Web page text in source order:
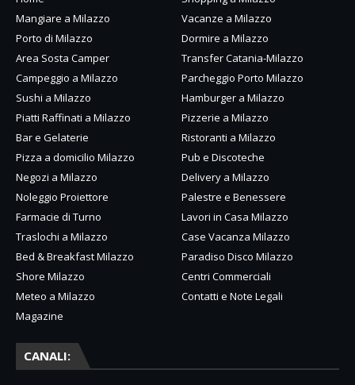
Mangiare a Milazzo
Vacanze a Milazzo
Porto di Milazzo
Dormire a Milazzo
Area Sosta Camper
Transfer Catania-Milazzo
Campeggio a Milazzo
Parcheggio Porto Milazzo
Sushi a Milazzo
Hamburger a Milazzo
Piatti Raffinati a Milazzo
Pizzerie a Milazzo
Bar e Gelaterie
Ristoranti a Milazzo
Pizza a domicilio Milazzo
Pub e Discoteche
Negozi a Milazzo
Delivery a Milazzo
Noleggio Proiettore
Palestre e Benessere
Farmacie di Turno
Lavori in Casa Milazzo
Traslochi a Milazzo
Case Vacanza Milazzo
Bed & Breakfast Milazzo
Paradiso Disco Milazzo
Shore Milazzo
Centri Commerciali
Meteo a Milazzo
Contatti e Note Legali
Magazine
CANALI: